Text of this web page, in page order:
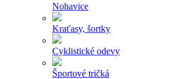
Nohavice
Kraťasy, šortky
Cyklistické odevy
Športové tričká